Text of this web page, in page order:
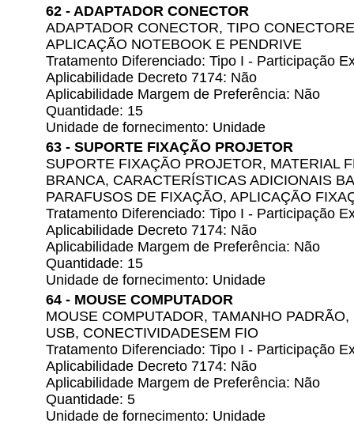
62 - ADAPTADOR CONECTOR
ADAPTADOR CONECTOR, TIPO
APLICAÇÃO NOTEBOOK E PENDRIVE
Tratamento Diferenciado: Tipo I - Participação
Aplicabilidade Decreto 7174: Não
Aplicabilidade Margem de Preferência: Não
Quantidade: 15
Unidade de fornecimento: Unidade
63 - SUPORTE FIXAÇÃO PROJETOR
SUPORTE FIXAÇÃO PROJETOR, MATERIAL
BRANCA, CARACTERÍSTICAS ADICIONAIS
PARAFUSOS DE FIXAÇÃO, APLICAÇÃO
Tratamento Diferenciado: Tipo I - Participação
Aplicabilidade Decreto 7174: Não
Aplicabilidade Margem de Preferência: Não
Quantidade: 15
Unidade de fornecimento: Unidade
64 - MOUSE COMPUTADOR
MOUSE COMPUTADOR, TAMANHO
USB, CONECTIVIDADESEM FIO
Tratamento Diferenciado: Tipo I - Participação
Aplicabilidade Decreto 7174: Não
Aplicabilidade Margem de Preferência: Não
Quantidade: 5
Unidade de fornecimento: Unidade